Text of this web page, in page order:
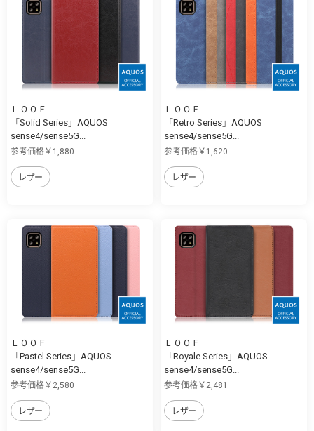
ＬＯＯＦ
「Solid Series」AQUOS
sense4/sense5G...
参考価格￥1,880
レザー
ＬＯＯＦ
「Retro Series」AQUOS
sense4/sense5G...
参考価格￥1,620
レザー
ＬＯＯＦ
「Pastel Series」AQUOS
sense4/sense5G...
参考価格￥2,580
レザー
ＬＯＯＦ
「Royale Series」AQUOS
sense4/sense5G...
参考価格￥2,481
レザー